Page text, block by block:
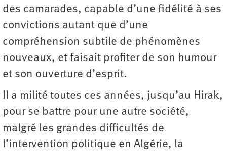
des camarades, capable d’une fidélité à ses
convictions autant que d’une
compréhension subtile de phénomènes
nouveaux, et faisait profiter de son humour
et son ouverture d’esprit.
Il a milité toutes ces années, jusqu’au Hirak,
pour se battre pour une autre société,
malgré les grandes difficultés de
l’intervention politique en Algérie, la